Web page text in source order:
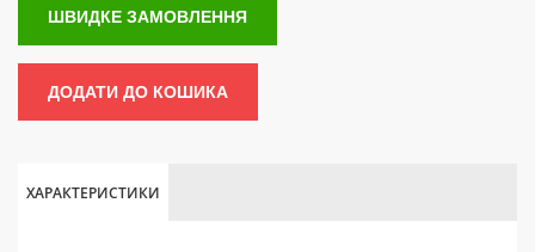
ШВИДКЕ ЗАМОВЛЕННЯ
ДОДАТИ ДО КОШИКА
ХАРАКТЕРИСТИКИ